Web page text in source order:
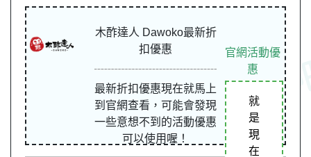
木酢達人 Dawoko最新折
扣優惠
最新折扣優惠現在就馬上
到官網查看，可能會發現
一些意想不到的活動優惠
可以使用喔！
官網活動優
惠
就
是
現
在